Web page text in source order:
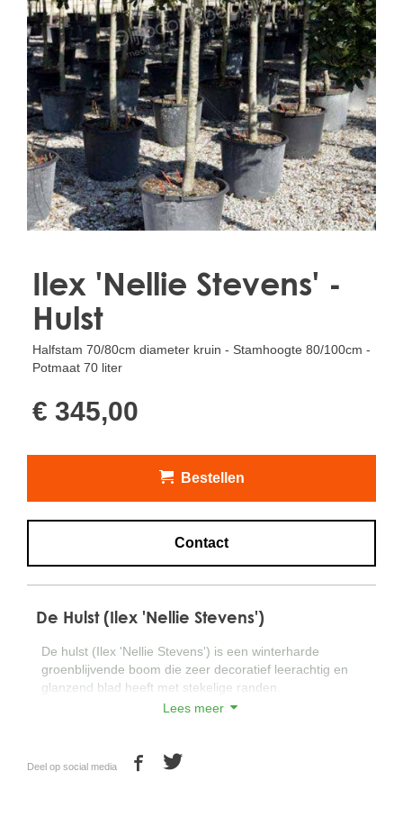
Treesafe
VORSTBESCHERMINGVOORBOMEN.NL
WINTERSCHUTZFUERBAEUME.DE
FROSTPROTECTIONFORTREES.CO.UK
Terracotta
TERRACOTTA.NL
TERRACOTTA.BE
TERRAKOTTA.DE
Ilex 'Nellie Stevens' -
Hulst
Halfstam 70/80cm diameter kruin - Stamhoogte 80/100cm -
Potmaat 70 liter
€ 345,00
Bestellen
Contact
De Hulst (Ilex 'Nellie Stevens')
De hulst (Ilex 'Nellie Stevens') is een winterharde
groenblijvende boom die zeer decoratief leerachtig en
glanzend blad heeft met stekelige randen.
ontwikkelen die in het najaar een mooie rode kleur
Lees meer
Deel op social media